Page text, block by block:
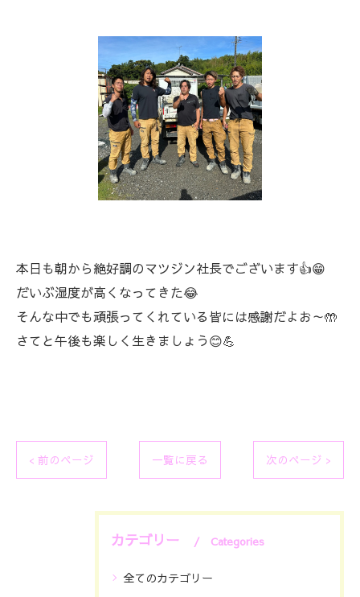
本日も朝から絶好調のマツジン社長でございます👍😁
だいぶ湿度が高くなってきた😂
そんな中でも頑張ってくれている皆には感謝だよお～🤲
さてと午後も楽しく生きましょう😊💪
< 前のページ 一覧に戻る 次のページ >
カテゴリー Categories
全てのカテゴリー